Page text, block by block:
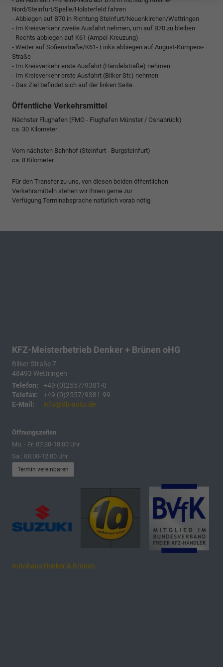
Nord/Steinfurt/Spelle/Holsterfeld fahren
- Abbiegen auf B70 in Richtung Steinfurt/Neuenkirchen/Wettringen
- Im Kreisverkehr zweite Ausfahrt nehmen, um auf B70 zu bleiben
- Rechts abbiegen auf K61 (Ampel-Kreuzung)
- Weiter auf Sofienstraße/K61- Links abbiegen auf August-Kümpers-
Straße
- Im Kreisverkehr erste Ausfahrt (Händelstraße) nehmen
- Im Kreisverkehr erste Ausfahrt (Bilker Str.) nehmen
- Das Ziel befindet sich auf der linken Seite.
Öffentliche Verkehrsmittel
Nächster Flughafen (FMO - Flughafen Münster / Osnabrück)
ca. 30 Kilometer
Vom nächsten Bahnhof (Steinfurt - Burgsteinfurt)
ca. 8 Kilometer
Für den Transfer zu uns, von diesen beiden öffentlichen
Verkehrsmitteln stehen wir Ihnen gerne zur
Verfügung.Terminabsprache natürlich vorab nötig
KFZ-Meisterbetrieb Denker + Brünen oHG
Bilker Straße 7
48493 Wettringen
Telefon:
+49 (0)2557/9381-0
Telefax:
+49 (0)2557/9381-99
E-Mail:
info@db-auto.de
Öffnungszeiten
Mo. - Fr: 07:30-18:00 Uhr
Sa.: 08:00-12:00 Uhr
Termin vereinbaren
Autohaus Denker & Brünen